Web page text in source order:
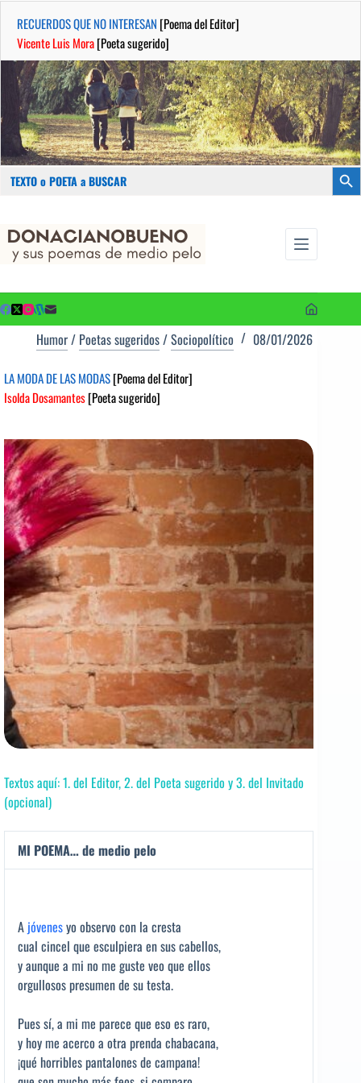
RECUERDOS QUE NO INTERESAN [Poema del Editor]
Vicente Luis Mora[Poeta sugerido]
Buscar:
contenido
Humor/ Poetas sugeridos/Sociopolítico 08/01/2026
LA MODA DE LAS MODAS[Poema del Editor]
Isolda Dosamantes[Poeta sugerido]
Textos aquí: 1. del Editor, 2. del Poeta sugerido y 3. del Invitado
(opcional)
MI POEMA… de medio pelo
A jóvenesyo observo con la cresta
cual cincel que esculpiera en sus cabellos,
y aunque a mi no me guste veo que ellos
orgullosos presumen de su testa.
Pues sí, a mi me parece que eso es raro,
y hoy me acerco a otra prenda chabacana,
¡qué horribles pantalones de campana!